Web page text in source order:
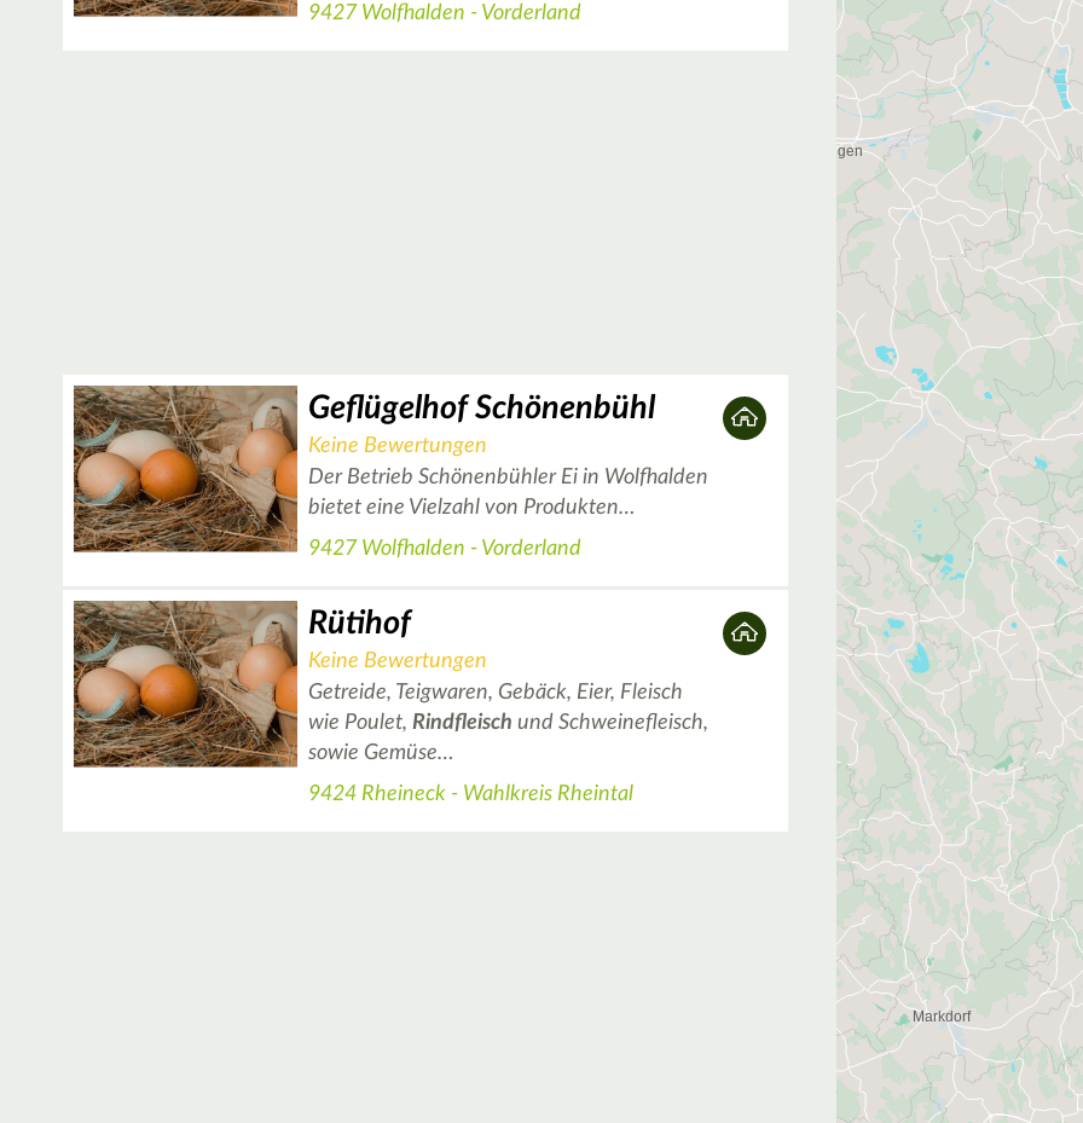
9427 Wolfhalden - Vorderland
Geflügelhof Schönenbühl
Keine Bewertungen
Der Betrieb Schönenbühler Ei in Wolfhalden
bietet eine Vielzahl von Produkten…
9427 Wolfhalden - Vorderland
Rütihof
Keine Bewertungen
Getreide, Teigwaren, Gebäck, Eier, Fleisch
wie Poulet, Rindfleisch und Schweinefleisch,
sowie Gemüse…
9424 Rheineck - Wahlkreis Rheintal
2
4
4
2
2
2
2